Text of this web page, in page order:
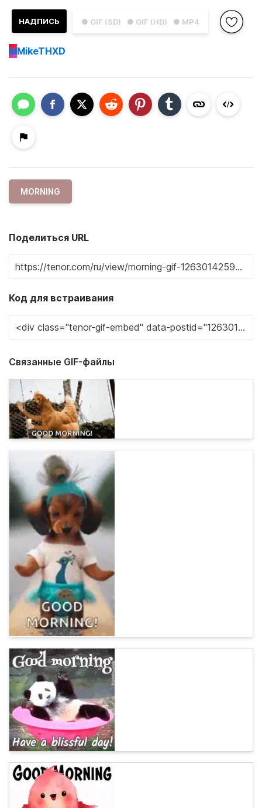
● GIF (SD) ● GIF (HD) ● MP4
НАДПИСЬ
MMikeTHXD
MORNING
Поделиться URL
Код для встраивания
Связанные GIF-файлы